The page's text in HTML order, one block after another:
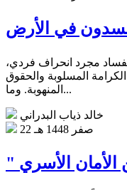
في الأرض
مجرد انحراف فردي،
المسلوبة والحقوق
المنهوبة. وما...
خالد ذياب البدراني
22 صفر 1448 هـ
الأمان الأسري